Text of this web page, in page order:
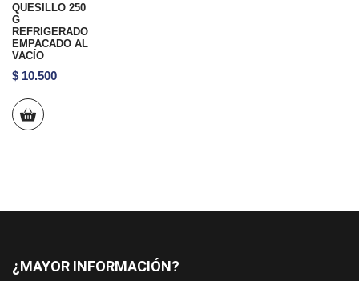
QUESILLO 250
G
REFRIGERADO
EMPACADO AL
VACÍO
$ 10.500
¿MAYOR INFORMACIÓN?